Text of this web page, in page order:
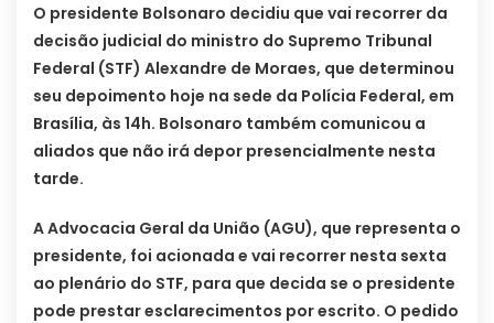
O presidente Bolsonaro decidiu que vai recorrer da
decisão judicial do ministro do Supremo Tribunal
Federal (STF) Alexandre de Moraes, que determinou
seu depoimento hoje na sede da Polícia Federal, em
Brasília, às 14h. Bolsonaro também comunicou a
aliados que não irá depor presencialmente nesta
tarde.
A Advocacia Geral da União (AGU), que representa o
presidente, foi acionada e vai recorrer nesta sexta
ao plenário do STF, para que decida se o presidente
pode prestar esclarecimentos por escrito. O pedido